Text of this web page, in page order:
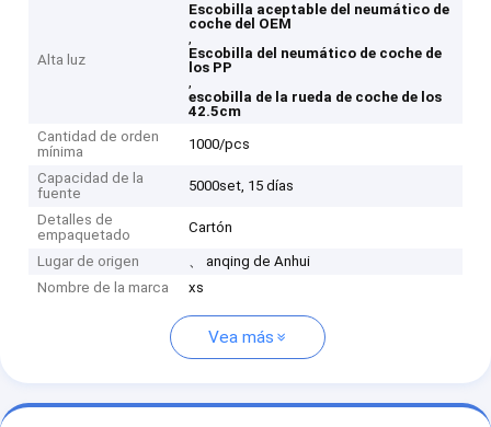
Alta luz
Escobilla aceptable del neumático de
coche del OEM
,
Escobilla del neumático de coche de
los PP
,
escobilla de la rueda de coche de los
42.5cm
Cantidad de orden
mínima
1000/pcs
Capacidad de la
fuente
5000set, 15 días
Detalles de
empaquetado
Cartón
Lugar de origen
、 anqing de Anhui
Nombre de la marca
xs
Vea más